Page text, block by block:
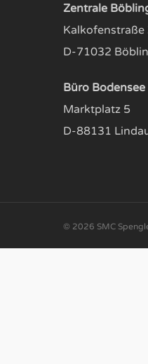
Zentrale
Kalkofenstraße
D-71032
Büro Bodensee
Marktplatz 5
D-88131
© 2026 SMC